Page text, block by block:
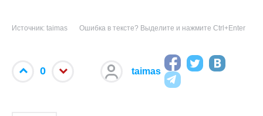
Источник: taimas Ошибка в тексте? Выделите и нажмите Ctrl+Enter
0 taimas